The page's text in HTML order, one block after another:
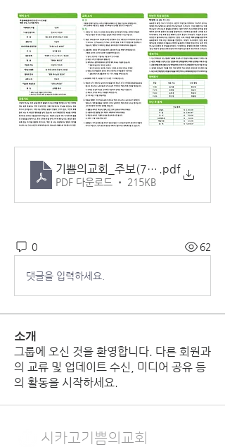
기쁨의교회_주보(7_45)_110820_
.pdf
PDF 다운로드 • 215KB
0 62
댓글을 입력하세요.
소개
그룹에 오신 것을 환영합니다. 다른 회원과
의 교류 및 업데이트 수신, 미디어 공유 등
의 활동을 시작하세요.
시카고기쁨의​교회